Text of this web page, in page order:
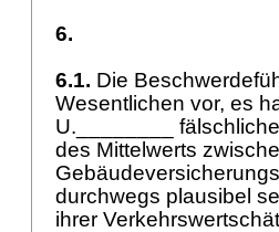
6.
6.1. Die
Wesentlichen vor, es
U.________
des Mittelwerts
durchwegs plausibel
ihrer